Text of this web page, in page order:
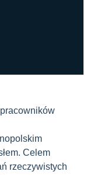
Celem
rzeczywistych